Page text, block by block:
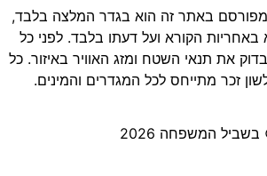
באתר זה הוא בגדר המלצה בלבד,
הקורא ועל דעתו בלבד. לפני כל
את תנאי השטח ומזג האוויר באיזור. כל
זכר מתייחס לכל המגדרים והמינים.
המשפחה 2026